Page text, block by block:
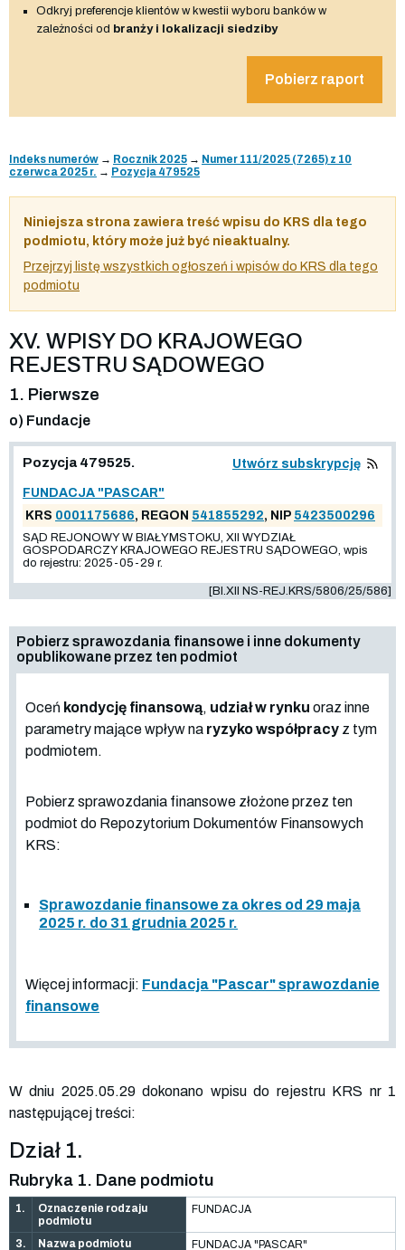
Odkryj preferencje klientów w kwestii wyboru banków w
zależności od branży i lokalizacji siedziby
Pobierz raport
Indeks numerów → Rocznik 2025 → Numer 111/2025 (7265) z 10
czerwca 2025 r. → Pozycja 479525
Niniejsza strona zawiera treść wpisu do KRS dla tego
podmiotu, który może już być nieaktualny.
Przejrzyj listę wszystkich ogłoszeń i wpisów do KRS dla tego
podmiotu
XV. WPISY DO KRAJOWEGO
REJESTRU SĄDOWEGO
1. Pierwsze
o) Fundacje
Pozycja 479525. Utwórz subskrypcję
FUNDACJA "PASCAR"
KRS 0001175686, REGON 541855292, NIP 5423500296
SĄD REJONOWY W BIAŁYMSTOKU, XII WYDZIAŁ
GOSPODARCZY KRAJOWEGO REJESTRU SĄDOWEGO, wpis
do rejestru: 2025-05-29 r.
[BI.XII NS-REJ.KRS/5806/25/586]
Pobierz sprawozdania finansowe i inne dokumenty
opublikowane przez ten podmiot
Oceń kondycję finansową, udział w rynku oraz inne
parametry mające wpływ na ryzyko współpracy z tym
podmiotem.
Pobierz sprawozdania finansowe złożone przez ten
podmiot do Repozytorium Dokumentów Finansowych
KRS:
Sprawozdanie finansowe za okres od 29 maja
2025 r. do 31 grudnia 2025 r.
Więcej informacji: Fundacja "Pascar" sprawozdanie
finansowe
W dniu 2025.05.29 dokonano wpisu do rejestru KRS nr 1
następującej treści:
Dział 1.
Rubryka 1. Dane podmiotu
1.
Oznaczenie rodzaju
podmiotu
FUNDACJA
3. Nazwa podmiotu FUNDACJA "PASCAR"